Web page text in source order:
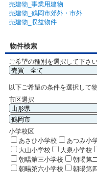
売建物_事業用建物
売建物_鶴岡市郊外・市外
売建物_収益物件
物件検索
ご希望の種別を選択して下さ
以下ご希望の条件を選択して
市区選択
小学校区
あさひ小学校
あつみ小
大山小学校
大泉小学校
朝暘第三小学校
朝暘第
朝暘第六小学校
朝暘第